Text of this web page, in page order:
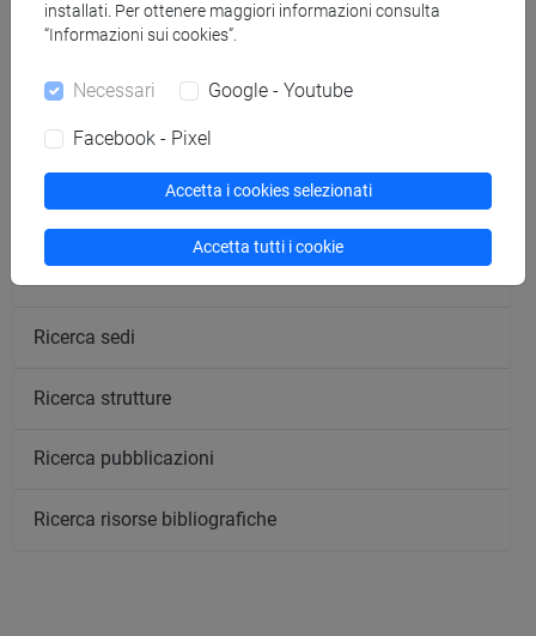
segui il feed
Cerca nel sito
Ricerca persone
Ricerca insegnamenti
Ricerca sedi
Ricerca strutture
Ricerca pubblicazioni
Ricerca risorse bibliografiche
installati. Per ottenere maggiori informazioni consulta
“Informazioni sui cookies”.
Necessari Google - Youtube
Facebook - Pixel
Accetta i cookies selezionati
Accetta tutti i cookie